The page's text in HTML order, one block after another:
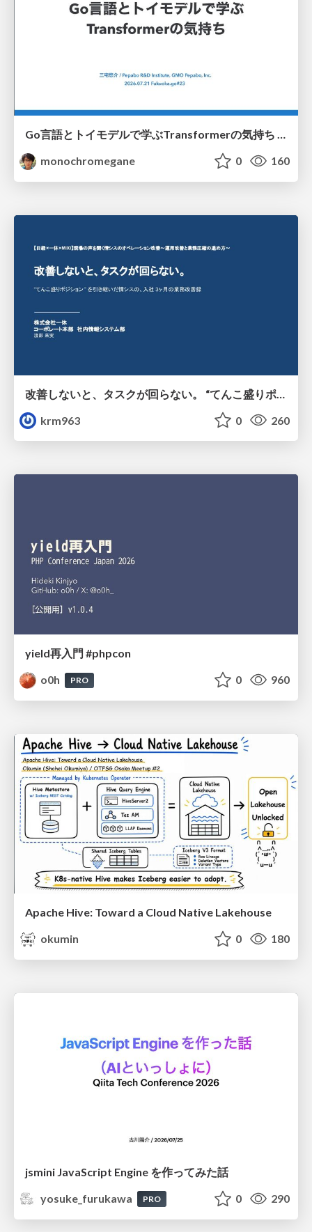
Go言語とトイモデルで学ぶTransformerの気持ち / fukuokago23-transformer
monochromegane
0 160
krm963
0 260
yield再入門 #phpcon
o0h
PRO 0 960
Apache Hive: Toward a Cloud Native Lakehouse
okumin
0 180
jsmini JavaScript Engine を作ってみた話
yosuke_furukawa
PRO 0 290